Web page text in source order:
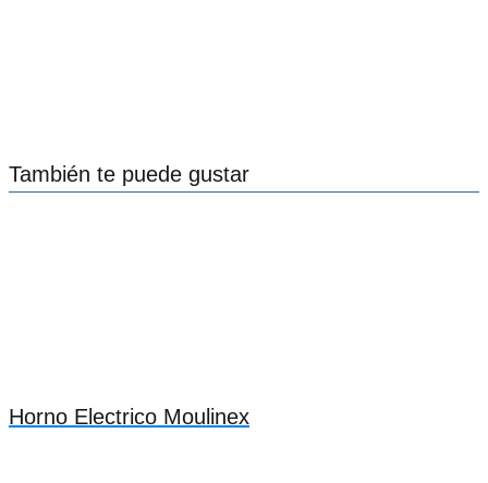
También te puede gustar
Horno Electrico Moulinex